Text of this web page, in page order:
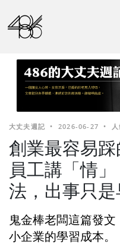
大丈夫週記 • 2026-06-27 •
創業最容易
員工講「情
法，出事只是
鬼金棒老闆這篇發文
小企業的學習成本。